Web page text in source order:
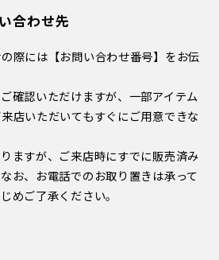
合わせ先
際には【お問い合わせ番号】をお伝
確認いただけますが、一部アイテム
店いただいてもすぐにご用意できな
ますが、ご来店時にすでに販売済み
お、お電話でのお取り置きは承って
めご了承ください。